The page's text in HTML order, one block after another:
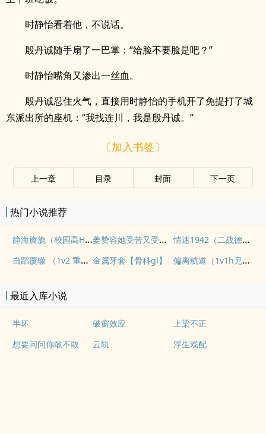
时静怡看着他，不说话。
殷丹诚随手扇了一巴掌：“给脸不要脸是吧？”
时静怡嘴角又渗出一丝血。
殷丹诚忍住火气，直接用时静怡的手机开了免提打了城
东派出所的座机：“我找连川，我是殷丹诚。”
〔加入书签〕
上一章 目录 封面 下一页
热门小说推荐
静海旖旎（校园高H） 姜赞容她受苦又受难（NPH）
情迷1942（二战德国）
自蹈覆辙 （1v2 重生） 金属牙套【骨科gl】 偏离航道（1v1h兄妹骨科bg）
最近入库小说
半坏 破窗效应
上梁不正
想要问问你敢不敢
云轨 浮生戏配